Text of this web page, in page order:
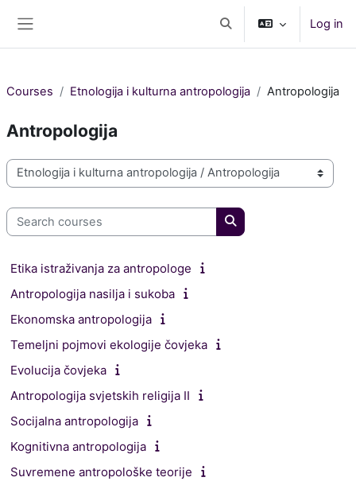
Toggle search inputLog in
Courses Etnologija i kulturna antropologija Antropologija
Antropologija
Course categories
Search courses
Search courses
Etika istraživanja za antropologe
Antropologija nasilja i sukoba
Ekonomska antropologija
Temeljni pojmovi ekologije čovjeka
Evolucija čovjeka
Antropologija svjetskih religija II
Socijalna antropologija
Kognitivna antropologija
Suvremene antropološke teorije